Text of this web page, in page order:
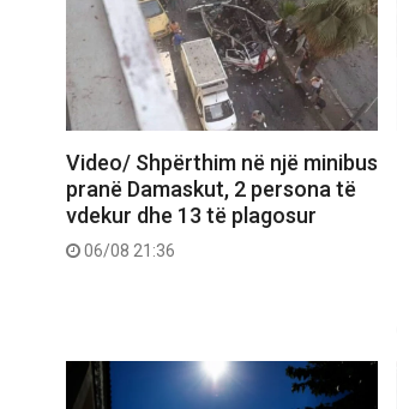
Video/ Shpërthim në një minibus
pranë Damaskut, 2 persona të
vdekur dhe 13 të plagosur
06/08 21:36